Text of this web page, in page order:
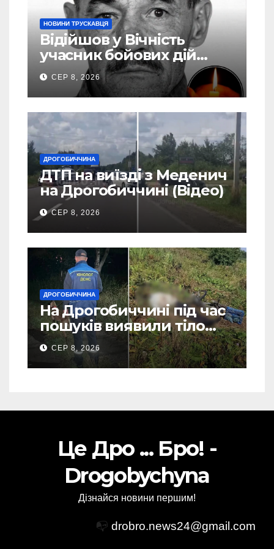
НОВИНИ ТРУСКАВЦЯ
Відійшов у Вічність
учасник бойових дій
Василь Іваникович зі
Станилі
СЕР 8, 2026
ДРОГОБИЧЧИНА
ДТП на виїзді з Меденич
на Дрогобиччині (Відео)
СЕР 8, 2026
ДРОГОБИЧЧИНА
На Дрогобиччині під час
пошуків виявили тіло
зниклого чоловіка (Фото)
СЕР 8, 2026
Це Дро ... Бро! -
Drogobychyna
Дізнайся новини першим!
📭 drobro.news24@gmail.com